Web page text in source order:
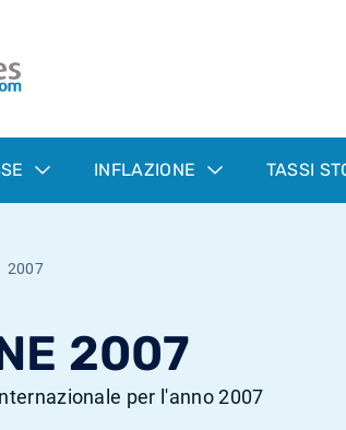
INFLAZIONE TASSI
2007
2007
per l'anno 2007